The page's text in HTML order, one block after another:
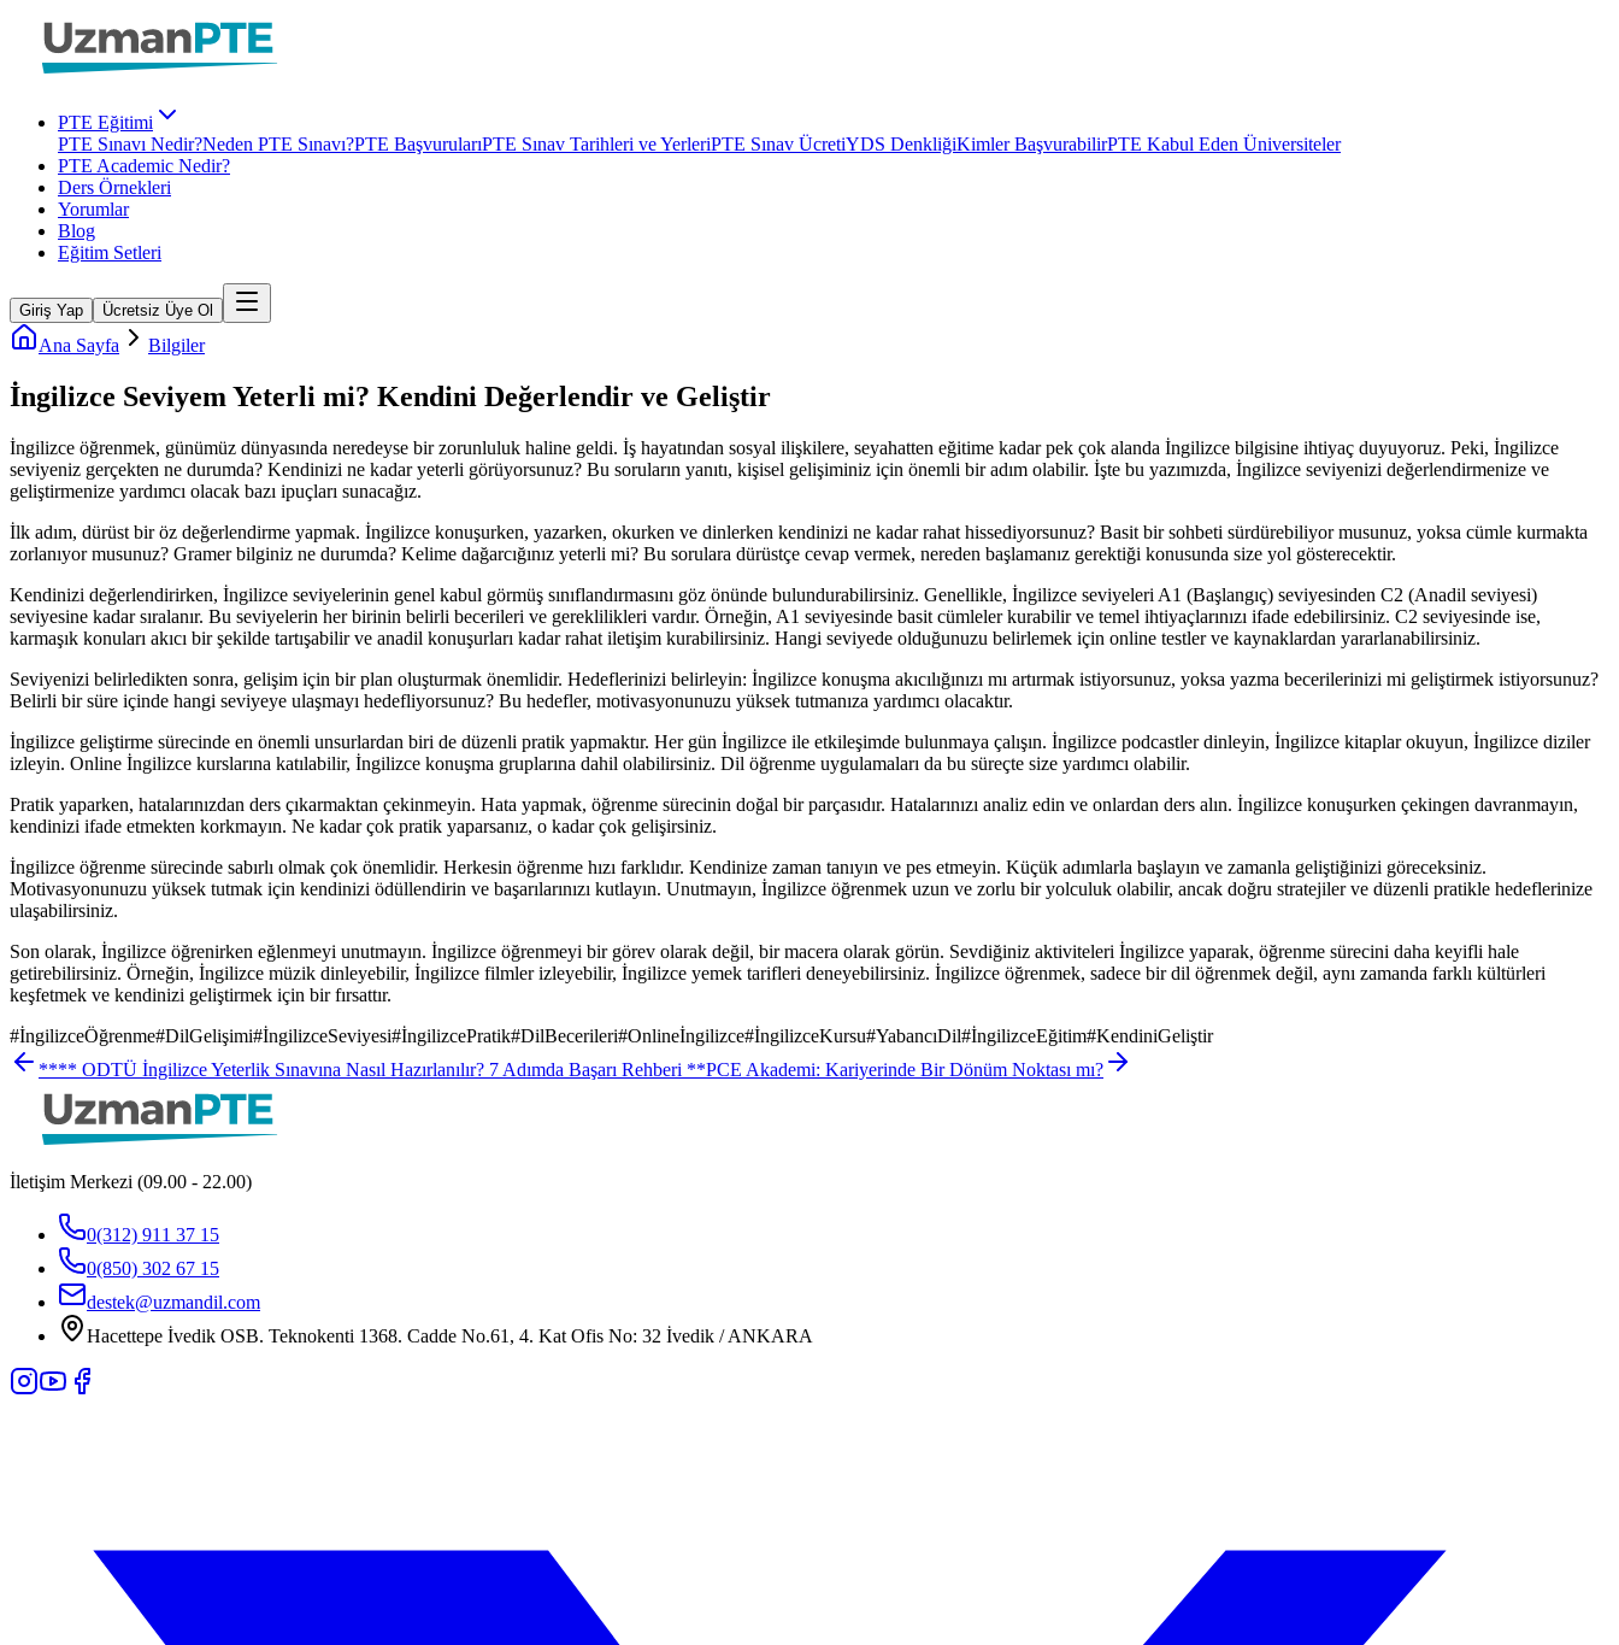
PTE Eğitimi
PTE Sınavı Nedir?Neden PTE Sınavı?PTE BaşvurularıPTE Sınav Tarihleri ve YerleriPTE Sınav ÜcretiYDS DenkliğiKimler BaşvurabilirPTE Kabul Eden Üniversiteler
PTE Academic Nedir?
Ders Örnekleri
Yorumlar
Blog
Eğitim Setleri
Giriş Yap Ücretsiz Üye Ol
Ana Sayfa Bilgiler
İngilizce Seviyem Yeterli mi? Kendini Değerlendir ve Geliştir
İngilizce öğrenmek, günümüz dünyasında neredeyse bir zorunluluk haline geldi. İş hayatından sosyal ilişkilere, seyahatten eğitime kadar pek çok alanda İngilizce bilgisine ihtiyaç duyuyoruz. Peki, İngilizce
seviyeniz gerçekten ne durumda? Kendinizi ne kadar yeterli görüyorsunuz? Bu soruların yanıtı, kişisel gelişiminiz için önemli bir adım olabilir. İşte bu yazımızda, İngilizce seviyenizi değerlendirmenize ve
geliştirmenize yardımcı olacak bazı ipuçları sunacağız.
İlk adım, dürüst bir öz değerlendirme yapmak. İngilizce konuşurken, yazarken, okurken ve dinlerken kendinizi ne kadar rahat hissediyorsunuz? Basit bir sohbeti sürdürebiliyor musunuz, yoksa cümle kurmakta
zorlanıyor musunuz? Gramer bilginiz ne durumda? Kelime dağarcığınız yeterli mi? Bu sorulara dürüstçe cevap vermek, nereden başlamanız gerektiği konusunda size yol gösterecektir.
Kendinizi değerlendirirken, İngilizce seviyelerinin genel kabul görmüş sınıflandırmasını göz önünde bulundurabilirsiniz. Genellikle, İngilizce seviyeleri A1 (Başlangıç) seviyesinden C2 (Anadil seviyesi)
seviyesine kadar sıralanır. Bu seviyelerin her birinin belirli becerileri ve gereklilikleri vardır. Örneğin, A1 seviyesinde basit cümleler kurabilir ve temel ihtiyaçlarınızı ifade edebilirsiniz. C2 seviyesinde ise,
karmaşık konuları akıcı bir şekilde tartışabilir ve anadil konuşurları kadar rahat iletişim kurabilirsiniz. Hangi seviyede olduğunuzu belirlemek için online testler ve kaynaklardan yararlanabilirsiniz.
Seviyenizi belirledikten sonra, gelişim için bir plan oluşturmak önemlidir. Hedeflerinizi belirleyin: İngilizce konuşma akıcılığınızı mı artırmak istiyorsunuz, yoksa yazma becerilerinizi mi geliştirmek istiyorsunuz?
Belirli bir süre içinde hangi seviyeye ulaşmayı hedefliyorsunuz? Bu hedefler, motivasyonunuzu yüksek tutmanıza yardımcı olacaktır.
İngilizce geliştirme sürecinde en önemli unsurlardan biri de düzenli pratik yapmaktır. Her gün İngilizce ile etkileşimde bulunmaya çalışın. İngilizce podcastler dinleyin, İngilizce kitaplar okuyun, İngilizce diziler
izleyin. Online İngilizce kurslarına katılabilir, İngilizce konuşma gruplarına dahil olabilirsiniz. Dil öğrenme uygulamaları da bu süreçte size yardımcı olabilir.
Pratik yaparken, hatalarınızdan ders çıkarmaktan çekinmeyin. Hata yapmak, öğrenme sürecinin doğal bir parçasıdır. Hatalarınızı analiz edin ve onlardan ders alın. İngilizce konuşurken çekingen davranmayın,
kendinizi ifade etmekten korkmayın. Ne kadar çok pratik yaparsanız, o kadar çok gelişirsiniz.
İngilizce öğrenme sürecinde sabırlı olmak çok önemlidir. Herkesin öğrenme hızı farklıdır. Kendinize zaman tanıyın ve pes etmeyin. Küçük adımlarla başlayın ve zamanla geliştiğinizi göreceksiniz.
Motivasyonunuzu yüksek tutmak için kendinizi ödüllendirin ve başarılarınızı kutlayın. Unutmayın, İngilizce öğrenmek uzun ve zorlu bir yolculuk olabilir, ancak doğru stratejiler ve düzenli pratikle hedeflerinize
ulaşabilirsiniz.
Son olarak, İngilizce öğrenirken eğlenmeyi unutmayın. İngilizce öğrenmeyi bir görev olarak değil, bir macera olarak görün. Sevdiğiniz aktiviteleri İngilizce yaparak, öğrenme sürecini daha keyifli hale
getirebilirsiniz. Örneğin, İngilizce müzik dinleyebilir, İngilizce filmler izleyebilir, İngilizce yemek tarifleri deneyebilirsiniz. İngilizce öğrenmek, sadece bir dil öğrenmek değil, aynı zamanda farklı kültürleri
keşfetmek ve kendinizi geliştirmek için bir fırsattır.
#İngilizceÖğrenme#DilGelişimi#İngilizceSeviyesi#İngilizcePratik#DilBecerileri#Onlineİngilizce#İngilizceKursu#YabancıDil#İngilizceEğitim#KendiniGeliştir
**** ODTÜ İngilizce Yeterlik Sınavına Nasıl Hazırlanılır? 7 Adımda Başarı Rehberi **PCE Akademi: Kariyerinde Bir Dönüm Noktası mı?
İletişim Merkezi (09.00 - 22.00)
0(312) 911 37 15
0(850) 302 67 15
destek@uzmandil.com
Hacettepe İvedik OSB. Teknokenti 1368. Cadde No.61, 4. Kat Ofis No: 32 İvedik / ANKARA